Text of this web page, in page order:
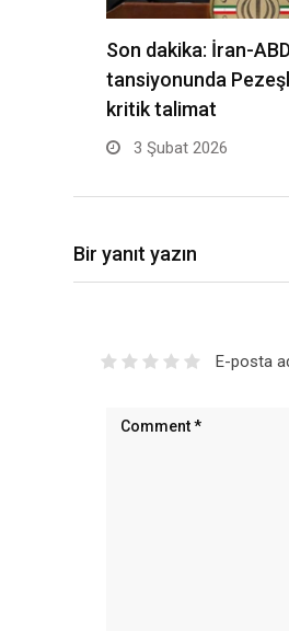
Son dakika: İran-
tansiyonunda
kritik talimat
3 Şubat 2026
Bir yanıt yazın
E-posta